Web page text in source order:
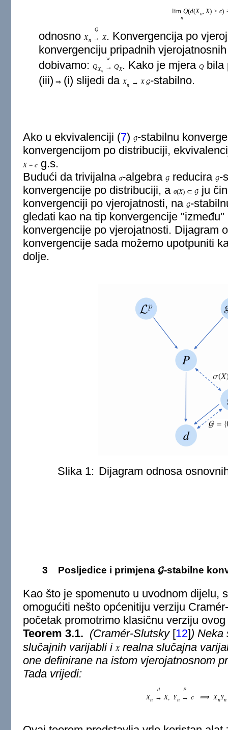
lim
n
Q(d(Xn X) ≥ ϵ)
odnosno Xn
Q
→ X. Konvergencija po
konvergenciju pripadnih
dobivamo:QXn
w
→ QX. Kako je mjera Qbila
(iii) ⇒ (i) slijedi daXn → X G-stabilno.
Ako u ekvivalenciji (7) G-stabilnu
konvergencijom po distribuciji,
X = c g.s.
Budući da trivijalna σ-algebra Greducira G-
konvergencije po distribuciji, a σ(X) ⊂ G ju
konvergenciji po vjerojatnosti, na G-
gledati kao na tip konvergencije
konvergencije po vjerojatnosti. Dijagram
konvergencije sada možemo upotpuniti
dolje.
Slika 1: Dijagram odnosa
3 Posljedice i primjena G-stabilne
Kao što je spomenuto u uvodnom dijelu,
omogućiti nešto općenitiju verziju
početak promotrimo klasičnu verziju
Teorem 3.1. (Cramér-Slutsky [12])
slučajnih varijabli iXrealna slučajna
one definirane na istom vjerojatnosnom
Tada vrijedi:
Xn
d
→ X, Yn
P
→ c ⟹ XnYn